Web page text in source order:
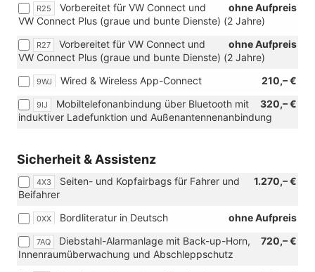
[R27]
Vorbereitet
für
VW
Connect
und
Connect
Plus)
Verbindung
mit
Navigationssystem
Discover
Media)
R25 ohne Aufpreis
Vorbereitet für VW Connect und
VW Connect Plus (graue und bunte Dienste) (2 Jahre)
R27 ohne Aufpreis
Vorbereitet für VW Connect und
VW Connect Plus (graue und bunte Dienste) (2 Jahre)
9WJ 210,– €
Wired & Wireless App-Connect
9IJ 320,– €
Mobiltelefonanbindung über Bluetooth mit
induktiver Ladefunktion und Außenantennenanbindung
Sicherheit & Assistenz
4X3 1.270,– €
Seiten- und Kopfairbags für Fahrer und
Beifahrer
0XX ohne Aufpreis
Bordliteratur in Deutsch
7AQ 720,– €
Diebstahl-Alarmanlage mit Back-up-Horn,
Innenraumüberwachung und Abschleppschutz